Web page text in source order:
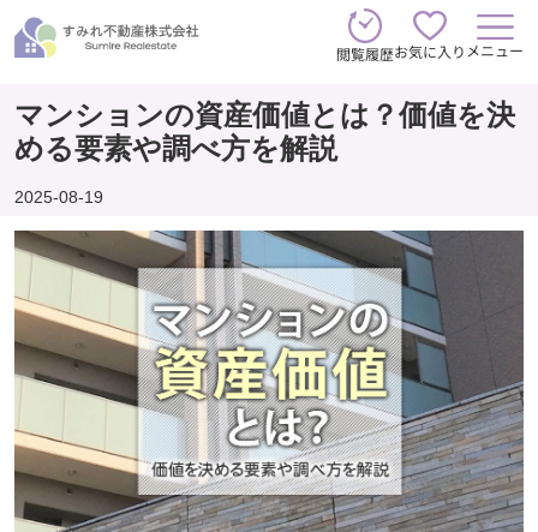
閲覧履歴お気に入り メニュー
マンションの資産価値とは？価値を決
める要素や調べ方を解説
2025-08-19